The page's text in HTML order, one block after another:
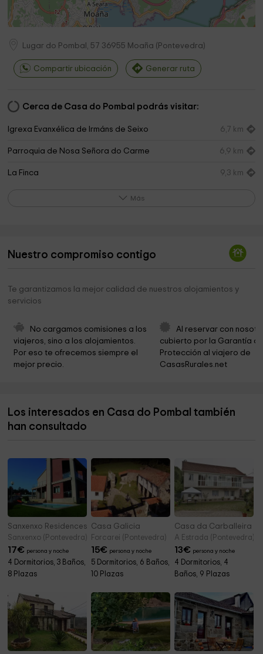
Lugar do Pombal, 57 36955 Moaña ( Pontevedra)
Compartir ubicación Generar ruta
Cerca de Casa do Pombal podrás visitar:
Igrexa Evanxélica de Irmáns de Seixo 6,7 km
Parroquia de Nosa Señora do Carme 6,9 km
La Finca 9,3 km
Rio Ulló 9,8 km
Igrexa de Santiago de Arcade
Igrexa de Santa María de Ponte Sampaio
Playa de Pontesampaio
La piedra 10,5 km
Playa de Areas 10,6 km
Más
Nuestro compromiso contigo
Te garantizamos la mejor calidad de nuestros alojamientos y
servicios
No cargamos comisiones a los
viajeros, sino a los alojamientos.
Por eso te ofrecemos siempre el
mejor precio.
Al reservar con
cubierto por la Garantía
Protección al viajero de
CasasRurales.net
Los interesados en Casa do Pombal también
han consultado
Sanxenxo Residences
Sanxenxo (Pontevedra)
17€ persona y noche
4 Dormitorios, 3 Baños,
8 Plazas
Casa Galicia
Forcarei (Pontevedra)
15€ persona y noche
5 Dormitorios, 6 Baños,
10 Plazas
Casa da Carballeira
A Estrada (Pontevedra)
13€ persona y noche
4 Dormitorios, 4
Baños, 9 Plazas